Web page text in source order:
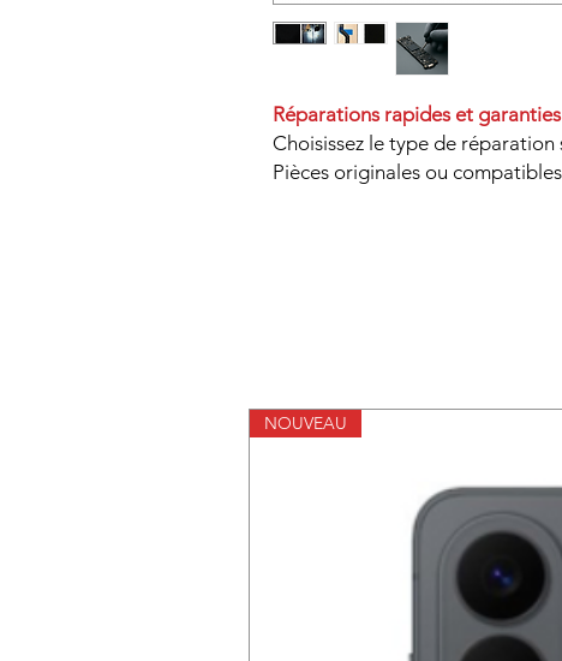
Réparations rapides et garanties
Choisissez le type de réparation
Pièces originales ou
NOUVEAU